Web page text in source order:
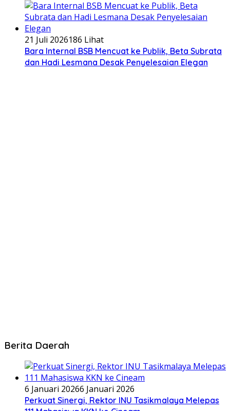
21 Juli 2026186 Lihat
Bara Internal BSB Mencuat ke Publik, Beta Subrata
dan Hadi Lesmana Desak Penyelesaian Elegan
Berita Daerah
6 Januari 20266 Januari 2026
Perkuat Sinergi, Rektor INU Tasikmalaya Melepas